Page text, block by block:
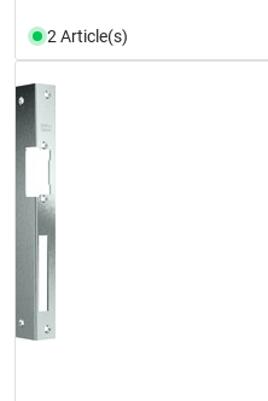
2 Article(s)